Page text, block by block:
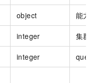
object 能力
integer 集群
integer